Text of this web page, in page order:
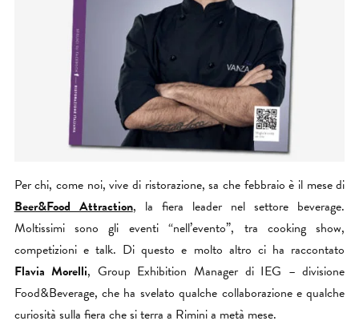
Per chi, come noi, vive di ristorazione, sa che febbraio è il mese di
Beer&Food Attraction, la fiera leader nel settore beverage.
Moltissimi sono gli eventi “nell’evento”, tra cooking show,
competizioni e talk. Di questo e molto altro ci ha raccontato
Flavia Morelli, Group Exhibition Manager di IEG – divisione
Food&Beverage, che ha svelato qualche collaborazione e qualche
curiosità sulla fiera che si terra a Rimini a metà mese.